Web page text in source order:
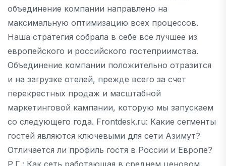
объединение компании направлено на
максимальную оптимизацию всех процессов.
Наша стратегия собрала в себе все лучшее из
европейского и российского гостеприимства.
Объединение компании положительно отразится
и на загрузке отелей, прежде всего за счет
перекрестных продаж и масштабной
маркетинговой кампании, которую мы запускаем
со следующего года. Frontdesk.ru: Какие сегменты
гостей являются ключевыми для сети Азимут?
Отличается ли профиль гостя в России и Европе?
Р.Г.: Как сеть работающая в среднем ценовом